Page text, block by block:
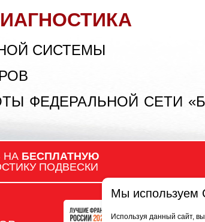
СИСТЕМЫ
ФЕДЕРАЛЬНОЙ СЕТИ
НА БЕСПЛАТНУЮ
ПОДВЕСКИ
Мы используем
Используя данный сайт,